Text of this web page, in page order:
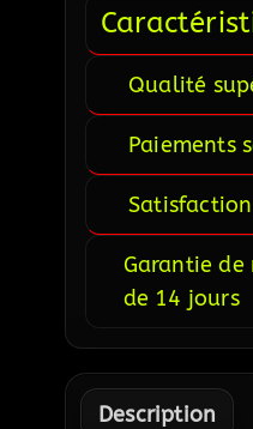
Qualité
Paiements
Garantie de
de 14 jours
Description